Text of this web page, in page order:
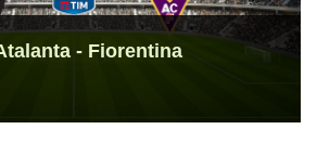
- Fiorentina